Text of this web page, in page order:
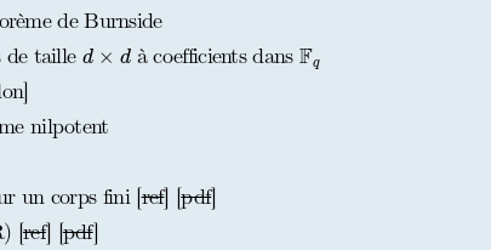
de Burnside
de taille d × d
d ×d à coefficients dans Fq
Fq
nilpotent
un corps fini [ref] [pdf]
[ref] [pdf]